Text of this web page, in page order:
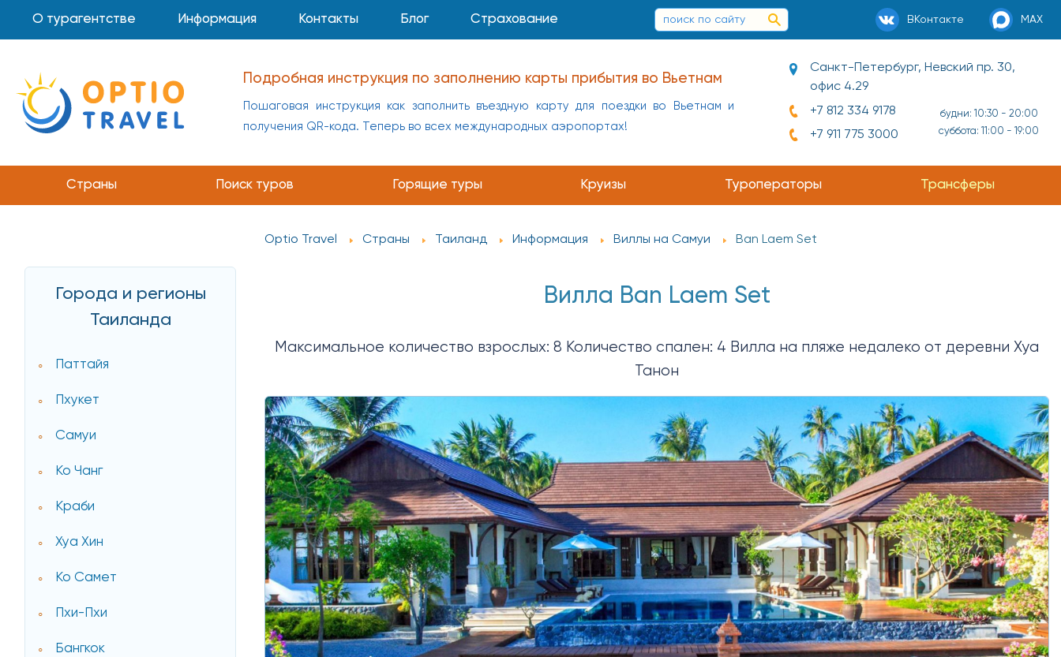
О турагентстве Информация Контакты Блог Страхование ВКонтакте MAX
Подробная инструкция по заполнению карты прибытия во Вьетнам
Пошаговая инструкция как заполнить въездную карту для поездки во Вьетнам и
получения QR-кода. Теперь во всех международных аэропортах!
Санкт-Петербург, Невский пр. 30,
офис 4.29
+7 812 334 9178
+7 911 775 3000
будни: 10:30 - 20:00
суббота: 11:00 - 19:00
Страны Поиск туров Горящие туры Круизы Туроператоры Трансферы
Города и регионы
Таиланда
Паттайя
Пхукет
Самуи
Ко Чанг
Краби
Хуа Хин
Ко Самет
Пхи-Пхи
Бангкок
Optio Travel Страны Таиланд Информация Виллы на Самуи Ban Laem Set
Вилла Ban Laem Set
Максимальное количество взрослых: 8 Количество спален: 4 Вилла на пляже недалеко от деревни Хуа
Танон